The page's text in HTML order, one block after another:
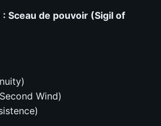
Sceau de pouvoir (Sigil of
Wind)